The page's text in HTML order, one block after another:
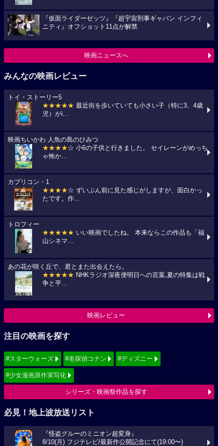
『仮面ライダーゼッツ』『超宇宙刑事ギャバン インフィ
ニティ』オフショット11点が解禁
映画ニュースへ
みんなの映画レビュー
トイ・ストーリー5
★★★★★ 最近街を歩いていても小さい子（特に3、4歳
児）がi...
映画ちいかわ 人魚の島のひみつ
★★★★☆ 小6の子供と行きました。 セイレーンがめっち
ゃ怖か...
カプリコン・1
★★★★☆ ずいぶん前に見た感じがしますが、面白かっ
たです。作...
トロフィー
★★★★★ いい映画でしたね。 本来ならこの作品も「福
山シネマ...
あの花が咲く丘で、君とまた出会えたら。
★★★★★ NHKラジオ深夜便明日への言葉,夏の特集は戦
争と平...
映画レビュー
注目の映画を探す
#スターウォーズ #名探偵コナン #ディズニー
#少女漫画原作実写化
シリーズ・映画祭作品を探す
必見！地上波放送リスト
『怪盗グルーのミニオン超変身』
8/10(月) フジテレビ/最新作公開記念にて(19:00〜)